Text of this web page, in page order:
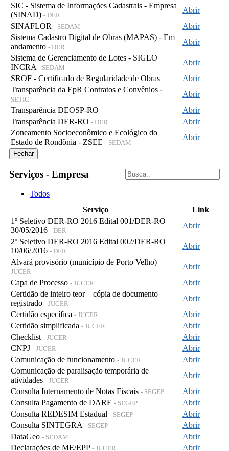
SIC - Sistema de Informações Cadastrais - Empresa
(SINAD) - DER
Abrir
SINAFLOR - SEDAM
Abrir
Sistema Cadastro Digital de Obras (MAPAS) - Em
andamento - DER
Abrir
Sistema de Gerenciamento de Lotes - SIGLO
INCRA - SEDAM
Abrir
SROF - Certificado de Regularidade de Obras
Abrir
Transparência da EpR Contratos e Convênios -
SETIC
Abrir
Transparência DEOSP-RO
Abrir
Transparência DER-RO - DER
Abrir
Zoneamento Socioeconômico e Ecológico do
Estado de Rondônia - ZSEE - SEDAM
Abrir
Fechar
Serviços - Empresa
Todos
Serviço
Link
1º Seletivo DER-RO 2016 Edital 001/DER-RO
30/05/2016 - DER
Abrir
2º Seletivo DER-RO 2016 Edital 002/DER-RO
10/06/2016 - DER
Abrir
Alvará provisório (município de Porto Velho) -
JUCER
Abrir
Capa de Processo - JUCER
Abrir
Certidão de inteiro teor – cópia de documento
registrado - JUCER
Abrir
Certidão específica - JUCER
Abrir
Certidão simplificada - JUCER
Abrir
Checklist - JUCER
Abrir
CNPJ - JUCER
Abrir
Comunicação de funcionamento - JUCER
Abrir
Comunicação de paralisação temporária de
atividades - JUCER
Abrir
Consulta Internamento de Notas Fiscais - SEGEP
Abrir
Consulta Pagamento de DARE - SEGEP
Abrir
Consulta REDESIM Estadual - SEGEP
Abrir
Consulta SINTEGRA - SEGEP
Abrir
DataGeo - SEDAM
Abrir
Declarações de ME/EPP - JUCER Abrir